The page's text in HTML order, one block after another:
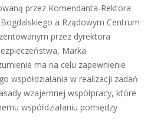
przez Komendanta-Rektora
a Rządowym Centrum
przez dyrektora
Marka
ma na celu zapewnienie
współdziałania w realizacji zadań
wzajemnej współpracy, które
współdziałaniu pomiędzy